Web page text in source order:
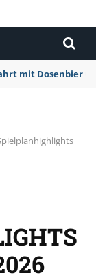
mit Dosenbier